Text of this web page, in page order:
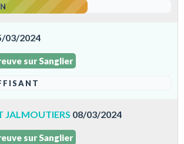
03/2024
sur Sanglier
JALMOUTIERS 08/03/2024
sur Sanglier